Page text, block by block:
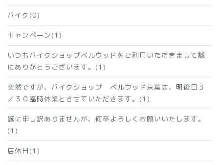
バイク(0)
キャンペーン(1)
いつもバイクショップベルウッドをご利用いただきまして誠
にありがとうございます。(1)
突然ですが、バイクショップ ベルウッド京葉は、明後日３
／３０臨時休業とさせていただきます。(1)
誠に申し訳ありませんが、何卒よろしくお願いいたします。
(1)
店休日(1)